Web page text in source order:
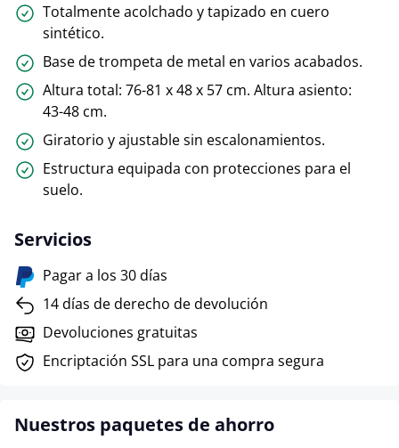
Totalmente acolchado y tapizado en cuero
sintético.
Base de trompeta de metal en varios acabados.
Altura total: 76-81 x 48 x 57 cm. Altura asiento:
43-48 cm.
Giratorio y ajustable sin escalonamientos.
Estructura equipada con protecciones para el
suelo.
Servicios
Pagar a los 30 días
14 días de derecho de devolución
Devoluciones gratuitas
Encriptación SSL para una compra segura
Nuestros paquetes de ahorro